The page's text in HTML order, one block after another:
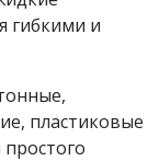
гибкими и
пластиковые